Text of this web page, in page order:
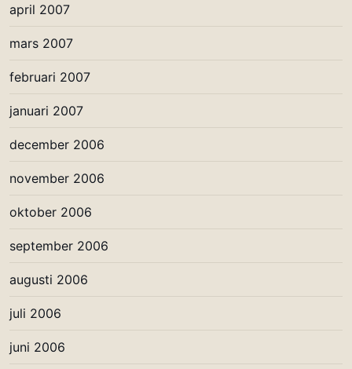
april 2007
mars 2007
februari 2007
januari 2007
december 2006
november 2006
oktober 2006
september 2006
augusti 2006
juli 2006
juni 2006